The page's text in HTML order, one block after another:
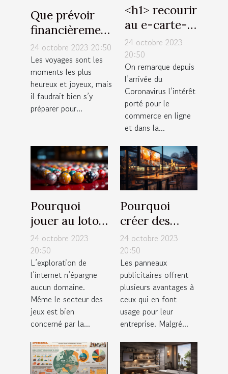
Que prévoir
financièrement
pour un
voyage à
Dubaï ?
24 octobre 2023 20:50
Les voyages sont les
moments les plus
heureux et joyeux, mais
il faudrait bien s’y
préparer pour...
˂h1˃ recourir
au e-carte-
bleue : quels
avantages
˂/h1˃
24 octobre 2023
20:50
On remarque depuis
l’arrivée du
Coronavirus l’intérêt
porté pour le
commerce en ligne
et dans la...
Pourquoi
jouer au loto
en ligne en
France ?
24 octobre 2023
20:50
L’exploration de
l’internet n’épargne
aucun domaine.
Même le secteur des
jeux est bien
concerné par la...
Pourquoi
créer des
panneaux
publicitaires
pour votre
entreprise ?
24 octobre 2023
20:50
Les panneaux
publicitaires offrent
plusieurs avantages à
ceux qui en font
usage pour leur
entreprise. Malgré...